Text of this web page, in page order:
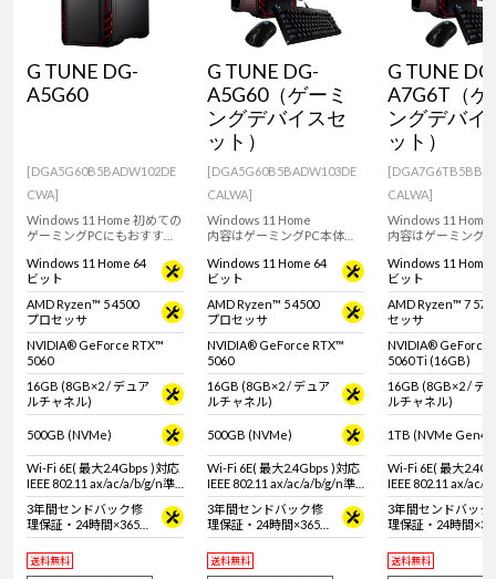
G TUNE DG-
A5G60
[DGA5G60B5BADW102DE
CWA]
Windows 11 Home 初めての
ゲーミングPCにもおすす
のミニタワー型デスクトッ
プPC。※モニタ・マウス・
キーボードは別売りです。
Windows 11 Home 64
ビット
AMD Ryzen™ 5 4500
プロセッサ
NVIDIA® GeForce RTX™
5060
16GB (8GB×2 / デュア
ルチャネル)
500GB (NVMe)
Wi-Fi 6E( 最大2.4Gbps )対応
IEEE 802.11 ax/ac/a/b/g/n準
拠 ＋ Bluetooth 5内蔵
3年間センドバック修
理保証・24時間×365
日電話サポート
送料無料
G TUNE DG-
A5G60（ゲーミ
ングデバイスセ
ット）
[DGA5G60B5BADW103DE
CALWA]
Windows 11 Home
内容はゲーミングPC本体
マウス、キーボード、ヘッ
ドセット。周辺機器にもこ
だわりたい方にオススメの
セットモデル。
Windows 11 Home 64
ビット
AMD Ryzen™ 5 4500
プロセッサ
NVIDIA® GeForce RTX™
5060
16GB (8GB×2 / デュア
ルチャネル)
500GB (NVMe)
Wi-Fi 6E( 最大2.4Gbps )対応
IEEE 802.11 ax/ac/a/b/g/n準
拠 ＋ Bluetooth 5内蔵
3年間センドバック修
理保証・24時間×365
日電話サポート
送料無料
G TUNE
A7G6T（ゲ
ングデバイ
ット）
CALWA]
Windows 11 Home
内容はゲーミング
搭載)、マウス、キ
ド、ヘッドセット
器にもこだわりた
ススメのセットモ
Windows 11 Home
ビット
AMD Ryzen™ 7
セッサ
NVIDIA® GeForce
5060 Ti (16GB)
16GB (8GB×2 / デ
ルチャネル)
1TB (NVMe
Wi-Fi 6E( 最大
IEEE 802.11 ax/ac/
拠 ＋ Bluetooth 5
3年間センドバック
理保証・24時間
日電話サポート
送料無料